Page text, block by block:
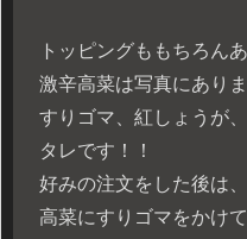
トッピングももちろん
激辛高菜は写真にあり
すりゴマ、紅しょうが
タレです！！
好みの注文をした後は
高菜にすりゴマをかけ